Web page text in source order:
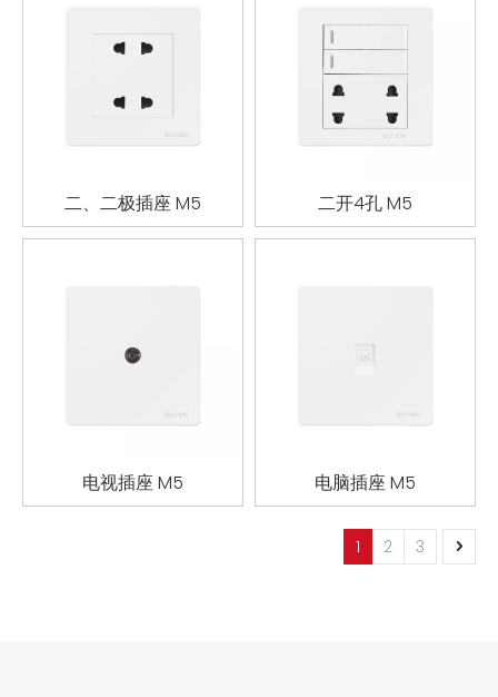
二、二极插座 M5 二开4孔 M5
电视插座 M5 电脑插座 M5
1 2 3